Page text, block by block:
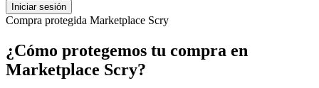
Iniciar sesión
Compra protegida Marketplace Scry
¿Cómo protegemos tu compra en
Marketplace Scry?